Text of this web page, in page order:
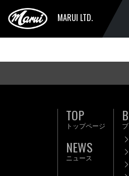
MARUI LTD.
TOP
トップページ
NEWS
ニュース